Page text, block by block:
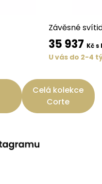
Závěsné
35 937 Kč s
U vás do 2-4
Celá kolekce
Corte